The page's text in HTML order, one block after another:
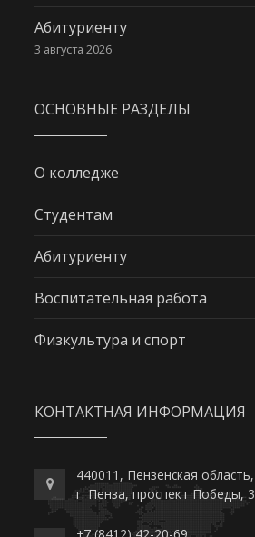
Абитуриенту
3 августа 2026
ОСНОВНЫЕ РАЗДЕЛЫ
О колледже
Студентам
Абитуриенту
Воспитательная работа
Физкультура и спорт
КОНТАКТНАЯ ИНФОРМАЦИЯ
440011, Пензенская область,
г. Пенза, проспект Победы, 3